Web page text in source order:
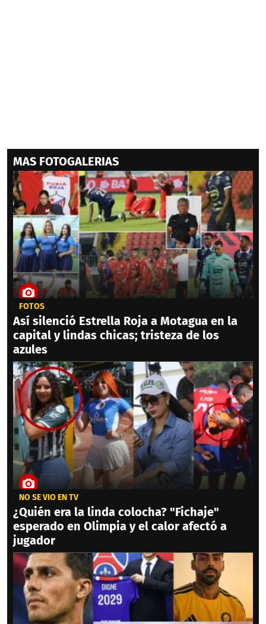
MAS FOTOGALERIAS
FOTOS
Así silenció Estrella Roja a Motagua en la
capital y lindas chicas; tristeza de los
azules
NO SE VIO EN TV
¿Quién era la linda colocha? "Fichaje"
esperado en Olimpia y el calor afectó a
jugador